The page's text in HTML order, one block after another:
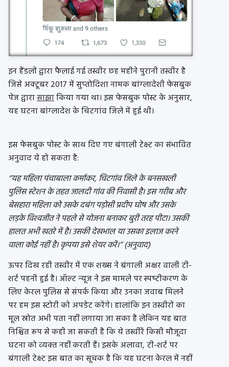
इन हैंडलों द्वारा फैलाई गई तस्‍वीर छह महीने पुरानी तस्‍वीर है
जिसे अक्‍टूबर 2017 में सुप्‍तोदिशा नामक बांग्‍लादेशी फेसबुक
पेज द्वारासाझाकिया गया था। इस फेसबुक पोस्‍ट के अनुसार,
यह घटना बांग्‍लादेश के चिटगांव जिले में हुई थी।
इस फेसबुक पोस्‍ट के साथ दिए गए बंगाली टेक्स्ट का संभावित
अनुवाद ये हो सकता है:
‘’यह महिला पंचाबाला कर्माकर, चिटगांव जिले के बनसखली
पुलिस स्‍टेशन के तहत जालदी गांव की निवासी है। इस गरीब और
बेसहारा महिला को उसके दबंग पड़ोसी प्रदीप घोष और उसके
लड़के विश्‍वजीत ने पहले से योजना बनाकर बुरी तरह पीटा। उसकी
हालत अभी खतरे में है। उसकी देखभाल या उसका इलाज करने
वाला कोई नहीं है। कृपया इसे शेयर करें।‘’ (अनुवाद)
ऊपर दिख रही तस्‍वीर में एक शख्‍स ने बंगाली अक्षर वाली टी-
शर्ट पहनी हुई है। ऑल्‍ट न्‍यूज ने इस मामले पर स्‍पष्‍टीकरण के
लिए केरल पुलिस से संपर्क किया और उनका जवाब मिलने
पर हम इस स्टोरी को अपडेट करेंगे। हालांकि इन तस्‍वीरों का
मूल स्रोत अभी पता नहीं लगाया जा सका है लेकिन यह बात
निश्चित रूप से कही जा सकती है कि ये तस्‍वीरें किसी मौजूदा
घटना को व्‍यक्‍त नहीं करती हैं। इसके अलावा, टी-शर्ट पर
बंगाली टेक्स्ट इस बात का सूचक है कि यह घटना केरल में नहीं